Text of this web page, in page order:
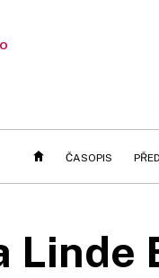
ČASOPIS
Linde